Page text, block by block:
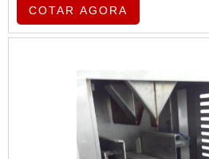
COTAR AGORA